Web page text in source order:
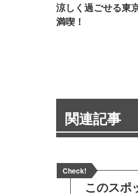
涼しく過ごせる東
満喫！
関連記事
Check!
このスポ